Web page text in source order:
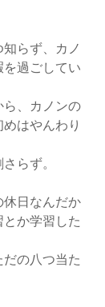
らず、カノ
過ごしてい
ら、カノンの
はやんわり
らず。
休日なんだか
か学習した
だの八つ当た